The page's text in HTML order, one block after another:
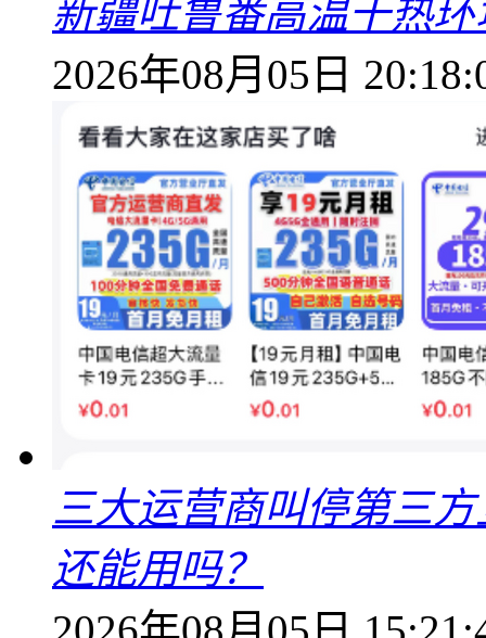
新疆吐鲁番高温干热
2026年08月05日
三大运营商叫停第三
还能用吗？